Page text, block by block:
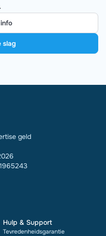
slag
geld
Hulp & Support
Tevredenheidsgarantie